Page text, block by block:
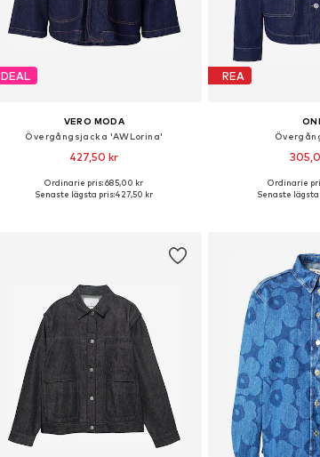
DEAL
VERO MODA
Övergångsjacka 'AWLorina'
427,50 kr
Tillgängliga storlekar: XS, S, M, L, XL
Ordinarie pris: 685,00 kr
Senaste lägsta pris:427,50 kr
REA
Tillgängliga storlekar:
Ordinarie
Senaste lägsta